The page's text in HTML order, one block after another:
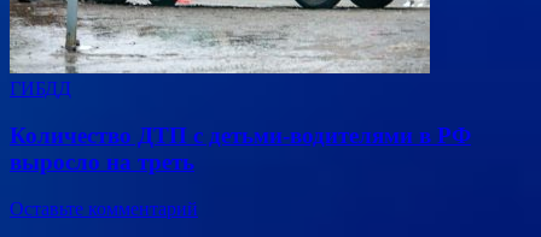
ГИБДД
Количество ДТП с детьми-водителями в РФ
выросло на треть
Оставьте комментарий